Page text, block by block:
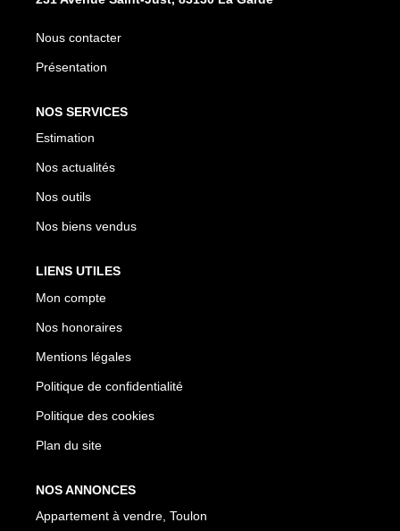
Nous contacter
Présentation
NOS SERVICES
Estimation
Nos actualités
Nos outils
Nos biens vendus
LIENS UTILES
Mon compte
Nos honoraires
Mentions légales
Politique de confidentialité
Politique des cookies
Plan du site
NOS ANNONCES
Appartement à vendre, Toulon